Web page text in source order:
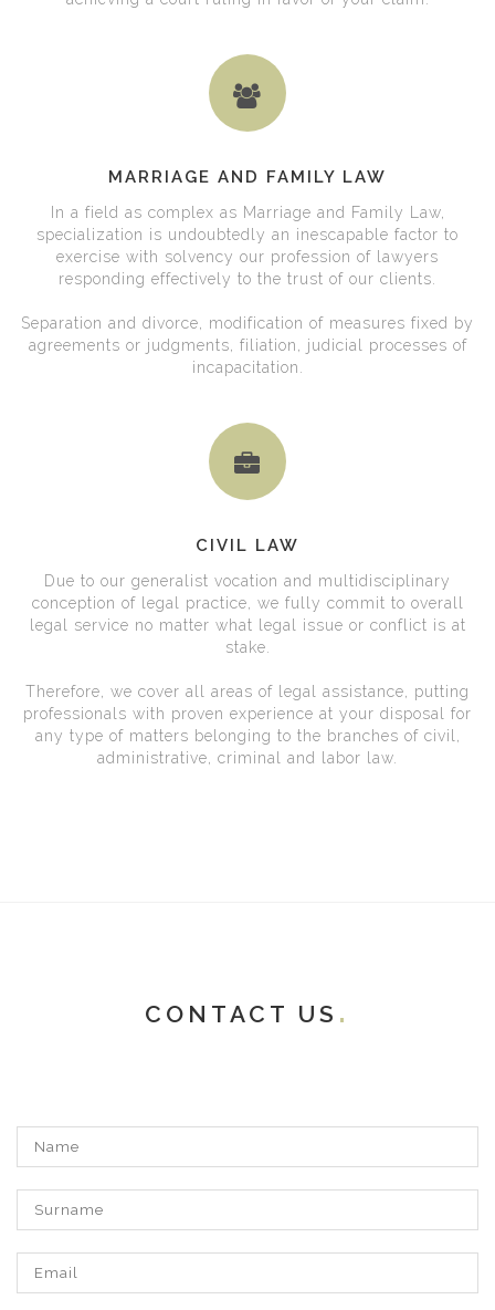
MARRIAGE AND FAMILY LAW
In a field as complex as Marriage and Family Law,
specialization is undoubtedly an inescapable factor to
exercise with solvency our profession of lawyers
responding effectively to the trust of our clients.
Separation and divorce, modification of measures fixed by
agreements or judgments, filiation, judicial processes of
incapacitation.
CIVIL LAW
Due to our generalist vocation and multidisciplinary
conception of legal practice, we fully commit to overall
legal service no matter what legal issue or conflict is at
stake.
Therefore, we cover all areas of legal assistance, putting
professionals with proven experience at your disposal for
any type of matters belonging to the branches of civil,
administrative, criminal and labor law.
CONTACT US